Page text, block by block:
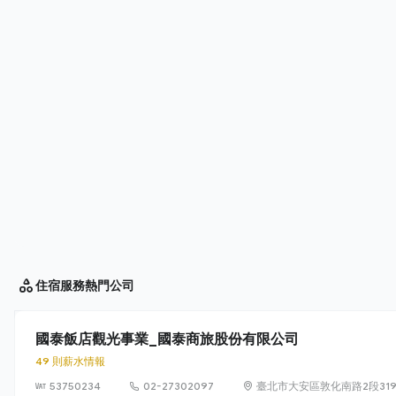
住宿服務熱門公司
國泰飯店觀光事業_國泰商旅股份有限公司
49 則薪水情報
53750234
02-27302097 臺北市大安區敦化南路2段